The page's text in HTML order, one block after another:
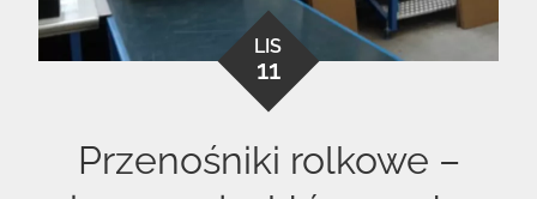
LIS
11
Przenośniki rolkowe –